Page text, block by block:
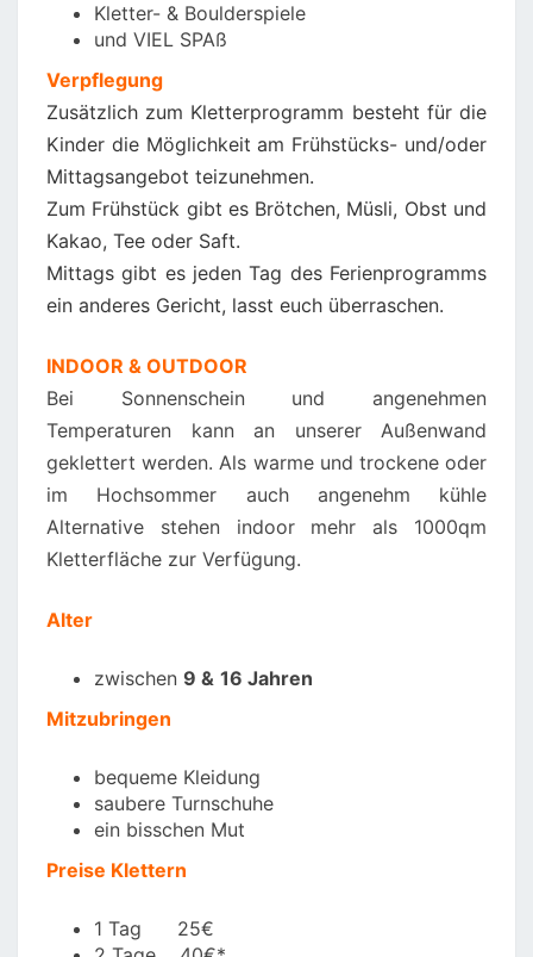
Kletter- & Boulderspiele
und VIEL SPAß
Verpflegung
Zusätzlich zum Kletterprogramm besteht für die
Kinder die Möglichkeit am Frühstücks- und/oder
Mittagsangebot teizunehmen.
Zum Frühstück gibt es Brötchen, Müsli, Obst und
Kakao, Tee oder Saft.
Mittags gibt es jeden Tag des Ferienprogramms
ein anderes Gericht, lasst euch überraschen.
INDOOR & OUTDOOR
Bei Sonnenschein und angenehmen
Temperaturen kann an unserer Außenwand
geklettert werden. Als warme und trockene oder
im Hochsommer auch angenehm kühle
Alternative stehen indoor mehr als 1000qm
Kletterfläche zur Verfügung.
Alter
zwischen 9 & 16 Jahren
Mitzubringen
bequeme Kleidung
saubere Turnschuhe
ein bisschen Mut
Preise Klettern
1 Tag 25€